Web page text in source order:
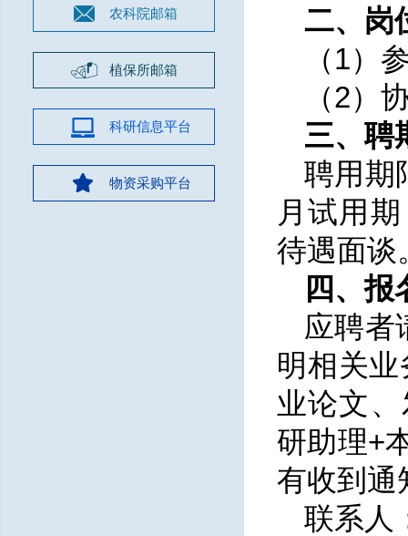
农科院邮箱
植保所邮箱
科研信息平台
物资采购平台
二、岗
（1）
（2）
三、聘
聘用期
月试用
待遇面谈
四、报
应聘者
明相关
业论文
研助理+
有收到通
联系人